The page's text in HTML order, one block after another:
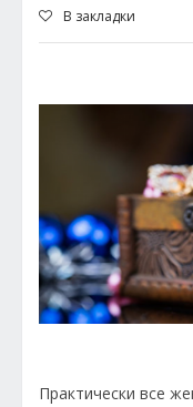
В закладки
Практически все